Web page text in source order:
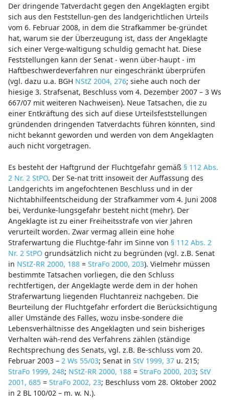
Der dringende Tatverdacht gegen den Angeklagten ergibt
sich aus den Feststellun-gen des landgerichtlichen Urteils
vom 6. Februar 2008, in dem die Strafkammer be-gründet
hat, warum sie der Überzeugung ist, dass der Angeklagte
sich einer Verge-waltigung schuldig gemacht hat. Diese
Feststellungen kann der Senat - wenn über-haupt - im
Haftbeschwerdeverfahren nur eingeschränkt überprüfen
(vgl. dazu u.a. BGH NStZ 2004, 276; siehe auch noch der
hiesige 3. Strafsenat, Beschluss vom 4. Dezember 2007 – 3 Ws
667/07 mit weiteren Nachweisen). Neue Tatsachen, die zu
einer Entkräftung des sich auf diese Urteilsfeststellungen
gründenden dringenden Tatverdachts führen könnten, sind
nicht bekannt geworden und werden von dem Angeklagten
auch nicht vorgetragen.
Es besteht der Haftgrund der Fluchtgefahr gemäß § 112 Abs.
2 Nr. 2 StPO. Der Se-nat tritt insoweit der Auffassung des
Landgerichts im angefochtenen Beschluss und in der
Nichtabhilfeentscheidung der Strafkammer vom 4. Juni 2008
bei, Verdunke-lungsgefahr besteht nicht (mehr). Der
Angeklagte ist zu einer Freiheitsstrafe von vier Jahren
verurteilt worden. Zwar vermag allein eine hohe
Straferwartung die Fluchtge-fahr im Sinne von § 112 Abs. 2
Nr. 2 StPO grundsätzlich nicht zu begründen (vgl. z.B. Senat
in NStZ-RR 2000, 188= StraFo 2000, 203). Vielmehr müssen
bestimmte Tatsachen vorliegen, die den Schluss
rechtfertigen, der Angeklagte werde dem in der hohen
Straferwartung liegenden Fluchtanreiz nachgeben. Die
Beurteilung der Fluchtgefahr erfordert die Berücksichtigung
aller Umstände des Falles, wozu insbe-sondere die
Lebensverhältnisse des Angeklagten und sein bisheriges
Verhalten wäh-rend des Verfahrens zählen (ständige
Rechtsprechung des Senats, vgl. z.B. Be-schluss vom 20.
Februar 2003 – 2 Ws 55/03; Senat in StV 1999, 37u. 215;
StraFo 1999, 248; NStZ-RR 2000, 188= StraFo 2000, 203; StV
2001, 685= StraFo 2002, 23; Beschluss vom 28. Oktober 2002
in 2 BL 100/02 – m. w. N.).